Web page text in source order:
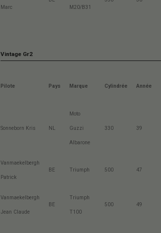
Marc M20/B31
Vintage Gr2
Pilote Pays Marque Cylindrée Année
Sonneborn Kris NL
Moto
Guzzi
Albarone
330 39
Vanmaekelbergh
Patrick
BE Triumph 500 47
Vanmaekelbergh
Jean Claude
BE
Triumph
T100
500 49